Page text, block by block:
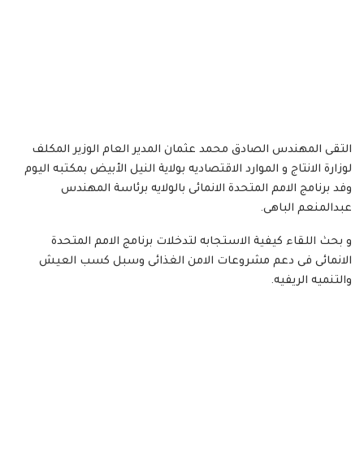
التقى المهندس الصادق محمد عثمان المدير العام الوزير المكلف
لوزارة الانتاج و الموارد الاقتصاديه بولاية النيل الأبيض بمكتبه اليوم
وفد برنامج الامم المتحدة الانمائى بالولايه برئاسة المهندس
عبدالمنعم الباهى.
و بحث اللقاء كيفية الاستجابه لتدخلات برنامج الامم المتحدة
الانمائى فى دعم مشروعات الامن الغذائى وسبل كسب العيش
والتنميه الريفيه.